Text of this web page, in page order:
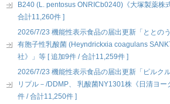
B240 (L. pentosus ONRICb0240)《大塚製薬株
合計11,260件 ]
2026/7/23 機能性表示食品の届出更新「とと
有胞子性乳酸菌 (Heyndrickxia coagulans
社》」等 [ 追加9件 / 合計11,259件 ]
2026/7/23 機能性表示食品の届出更新「ピルク
リプル－/DDMP、 乳酸菌NY1301株《日清ヨー
件 / 合計11,250件 ]